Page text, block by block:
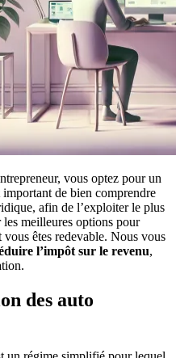
vous optez pour un
de bien comprendre
afin de l’exploiter le plus
meilleures options pour
êtes redevable. Nous vous
l’impôt sur le revenu,
des auto